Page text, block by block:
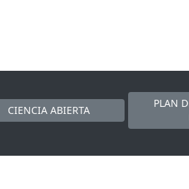
CIENCIA ABIERTA
PLAN